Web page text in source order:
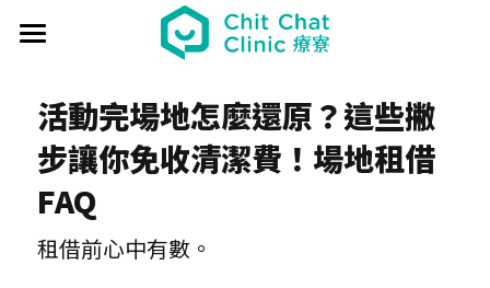
關於療寮 About
最新動態 Event
日本香遊 - 香道體驗
過往活動 Past
活動完場地怎麼還原？這些撇
步讓你免收清潔費！場地租借
FAQ
租借前心中有數。